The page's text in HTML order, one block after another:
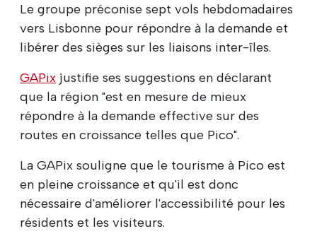
Le groupe préconise sept vols hebdomadaires
vers Lisbonne pour répondre à la demande et
libérer des sièges sur les liaisons inter-îles.
GAPix justifie ses suggestions en déclarant
que la région "est en mesure de mieux
répondre à la demande effective sur des
routes en croissance telles que Pico".
La GAPix souligne que le tourisme à Pico est
en pleine croissance et qu'il est donc
nécessaire d'améliorer l'accessibilité pour les
résidents et les visiteurs.